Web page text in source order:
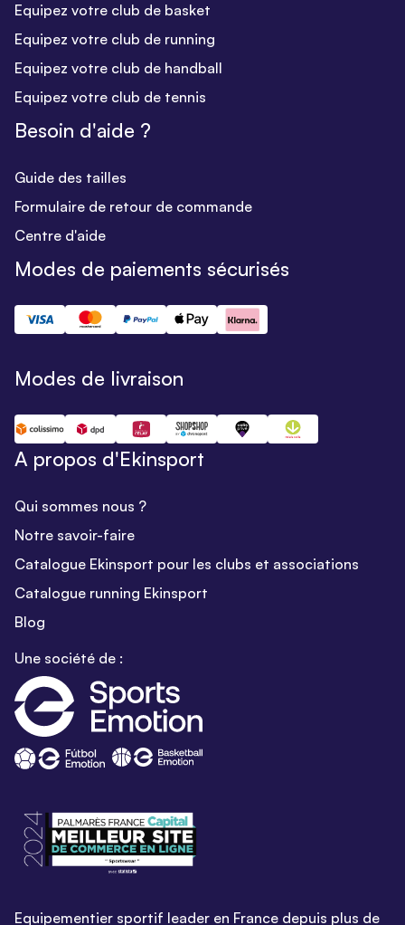
Equipez votre club de basket
Equipez votre club de running
Equipez votre club de handball
Equipez votre club de tennis
Besoin d'aide ?
Guide des tailles
Formulaire de retour de commande
Centre d'aide
Modes de paiements sécurisés
Modes de livraison
A propos d'Ekinsport
Qui sommes nous ?
Notre savoir-faire
Catalogue Ekinsport pour les clubs et associations
Catalogue running Ekinsport
Blog
Une société de :
Equipementier sportif leader en France depuis plus de